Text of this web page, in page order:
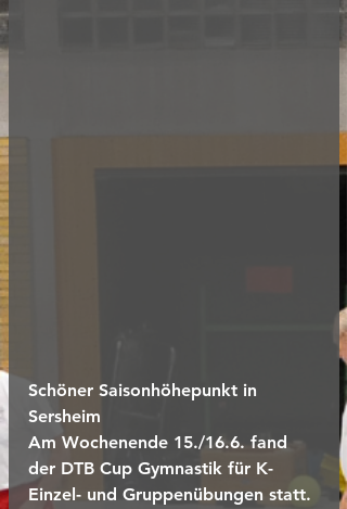
Schöner Saisonhöhepunkt in
Sersheim
Am Wochenende 15./16.6. fand
der DTB Cup Gymnastik für K-
Einzel- und Gruppenübungen statt.